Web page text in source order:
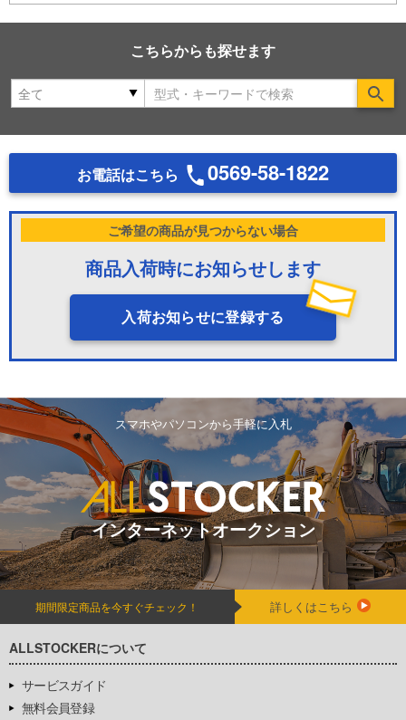
こちらからも探せます
お電話はこちら 0569-58-1822
ご希望の商品が見つからない場合
商品入荷時にお知らせします
入荷お知らせに登録する
スマホやパソコンから手軽に入札
インターネットオークション
期間限定商品を今すぐチェック！ 詳しくはこちら
ALLSTOCKERについて
サービスガイド
無料会員登録